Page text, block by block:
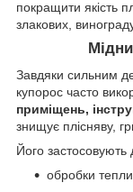
покращити якість
злакових,
Завдяки сильним
купорос часто
приміщень,
знищує плісняву,
Його застосовують
обробки